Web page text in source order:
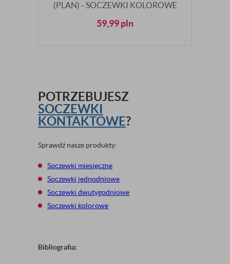
(PLAN) - SOCZEWKI KOLOROWE
59,99pln
POTRZEBUJESZ
SOCZEWKI
KONTAKTOWE?
Sprawdź nasze produkty:
Soczewki miesięczne
Soczewki jednodniowe
Soczewki dwutygodniowe
Soczewki kolorowe
Bibliografia: